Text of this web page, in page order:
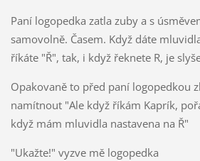
Paní logopedka zatla zuby a s
samovolně. Časem. Když dáte
říkáte "Ř", tak, i když řeknete R, je
Opakovaně to před paní logopedkou
namítnout "Ale když říkám Kaprík,
když mám mluvidla nastavena na Ř"
"Ukažte!" vyzve mě logopedka